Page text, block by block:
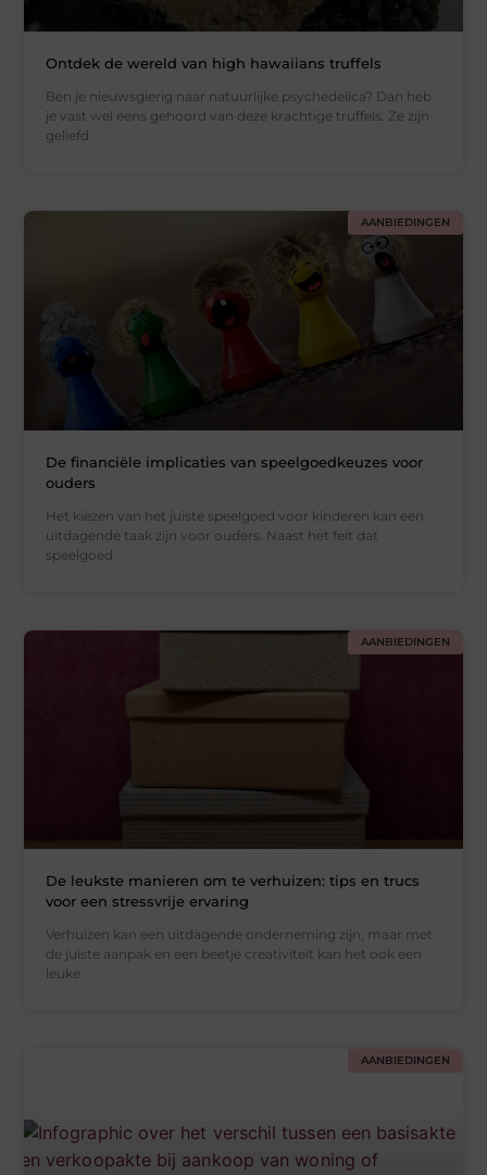
Ontdek de wereld van high hawaiians truffels
Ben je nieuwsgierig naar natuurlijke psychedelica? Dan heb
je vast wel eens gehoord van deze krachtige truffels. Ze zijn
geliefd
AANBIEDINGEN
De financiële implicaties van speelgoedkeuzes voor
ouders
Het kiezen van het juiste speelgoed voor kinderen kan een
uitdagende taak zijn voor ouders. Naast het feit dat
speelgoed
AANBIEDINGEN
De leukste manieren om te verhuizen: tips en trucs
voor een stressvrije ervaring
Verhuizen kan een uitdagende onderneming zijn, maar met
de juiste aanpak en een beetje creativiteit kan het ook een
leuke
AANBIEDINGEN